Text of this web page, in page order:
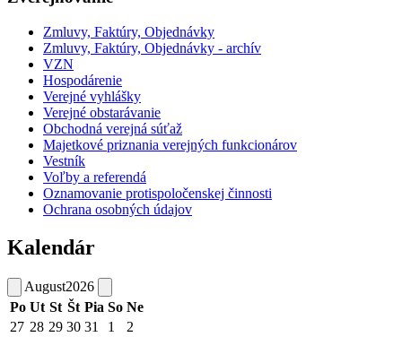
Zmluvy, Faktúry, Objednávky
Zmluvy, Faktúry, Objednávky - archív
VZN
Hospodárenie
Verejné vyhlášky
Verejné obstarávanie
Obchodná verejná súťaž
Majetkové priznania verejných funkcionárov
Vestník
Voľby a referendá
Oznamovanie protispoločenskej činnosti
Ochrana osobných údajov
Kalendár
August2026
Po Ut St Št Pia So Ne
27 28 29 30 31 1
2